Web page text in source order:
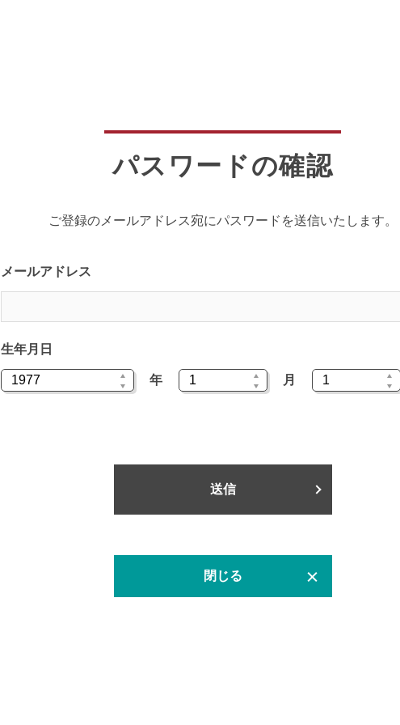
パスワードの確認
ご登録のメールアドレス宛にパスワードを送信いたします。
メールアドレス
生年月日
年 月
送信